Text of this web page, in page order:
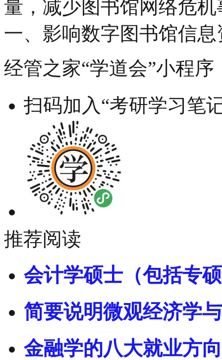
量，减少图书馆网络危
一、影响数字图书馆信
经管之家“学道会”小程序
扫码加入“考研学习笔
推荐阅读
会计学硕士（包括专
简要说明微观经济学
金融学的八大就业方